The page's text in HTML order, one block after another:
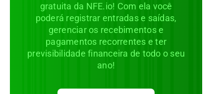
gratuita da NFE.io! Com ela você
poderá registrar entradas e saídas,
gerenciar os recebimentos e
pagamentos recorrentes e ter
previsibilidade financeira de todo o seu
ano!